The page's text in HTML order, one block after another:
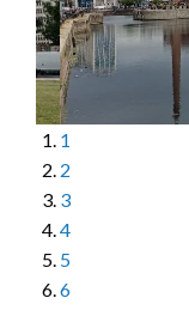
1
2
3
4
5
6